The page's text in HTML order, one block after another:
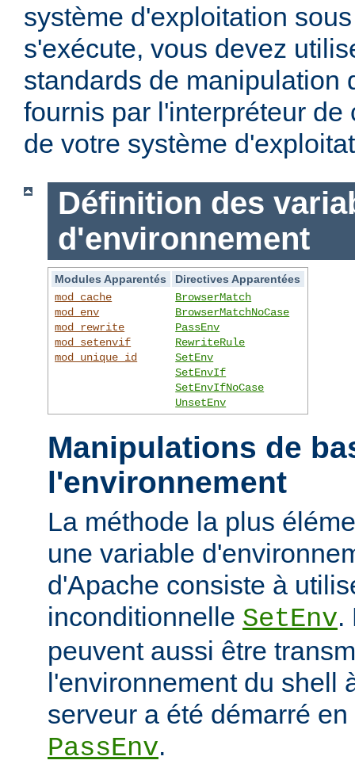
système d'exploitation
s'exécute, vous devez
standards de manipulation
fournis par l'interpréteur de
de votre système
Définition des
d'environnement
Modules Apparentés
Directives Apparentées
mod_cache
mod_env
mod_rewrite
mod_setenvif
mod_unique_id
BrowserMatch
BrowserMatchNoCase
PassEnv
RewriteRule
SetEnv
SetEnvIf
SetEnvIfNoCase
UnsetEnv
Manipulations de
l'environnement
La méthode la plus
une variable
d'Apache consiste à
inconditionnelle SetEnv.
peuvent aussi être
l'environnement du shell
serveur a été démarré
PassEnv.